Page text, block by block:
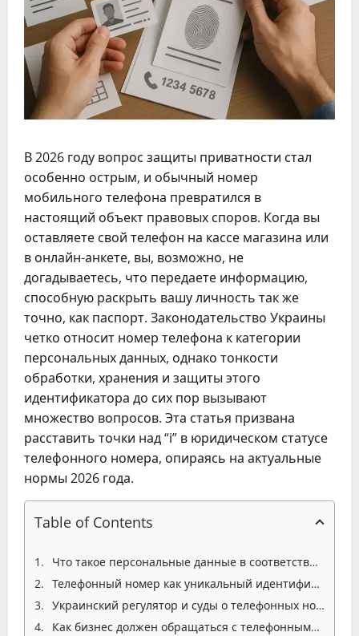
В 2026 году вопрос защиты приватности стал
особенно острым, и обычный номер
мобильного телефона превратился в
настоящий объект правовых споров. Когда вы
оставляете свой телефон на кассе магазина или
в онлайн-анкете, вы, возможно, не
догадываетесь, что передаете информацию,
способную раскрыть вашу личность так же
точно, как паспорт. Законодательство Украины
четко относит номер телефона к категории
персональных данных, однако тонкости
обработки, хранения и защиты этого
идентификатора до сих пор вызывают
множество вопросов. Эта статья призвана
расставить точки над “і” в юридическом статусе
телефонного номера, опираясь на актуальные
нормы 2026 года.
Table of Contents
Что такое персональные данные в соответствии с законом
Телефонный номер как уникальный идентификатор личности
Украинский регулятор и суды о телефонных номерах
Как бизнес должен обращаться с телефонными базами